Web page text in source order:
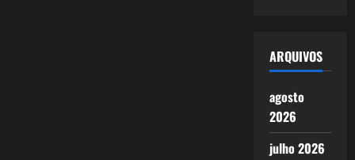
ARQUIVOS
agosto
2026
julho 2026